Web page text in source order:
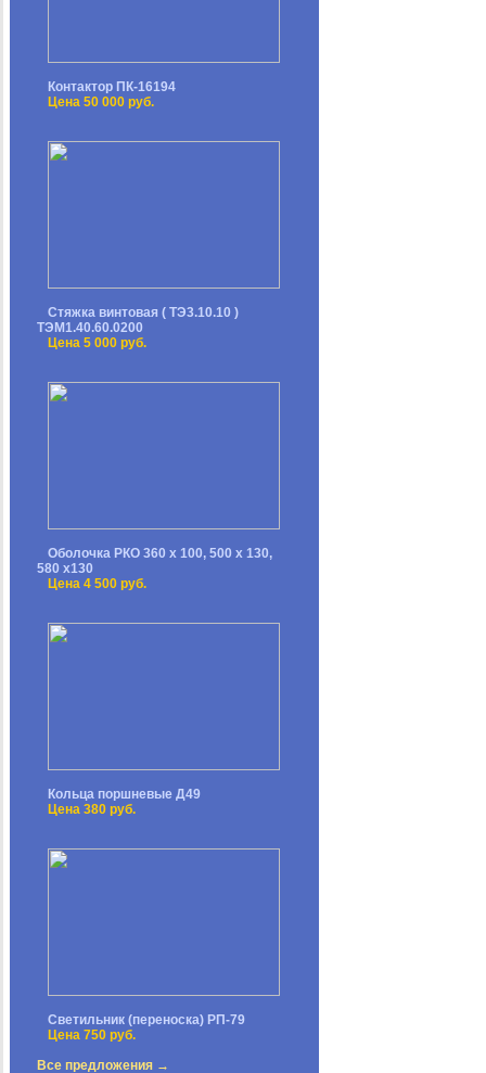
Контактор ПК-16194
Цена 50 000 руб.
Стяжка винтовая ( ТЭ3.10.10 )
ТЭМ1.40.60.0200
Цена 5 000 руб.
Оболочка РКО 360 х 100, 500 х 130,
580 х130
Цена 4 500 руб.
Кольца поршневые Д49
Цена 380 руб.
Светильник (переноска) РП-79
Цена 750 руб.
Все предложения →